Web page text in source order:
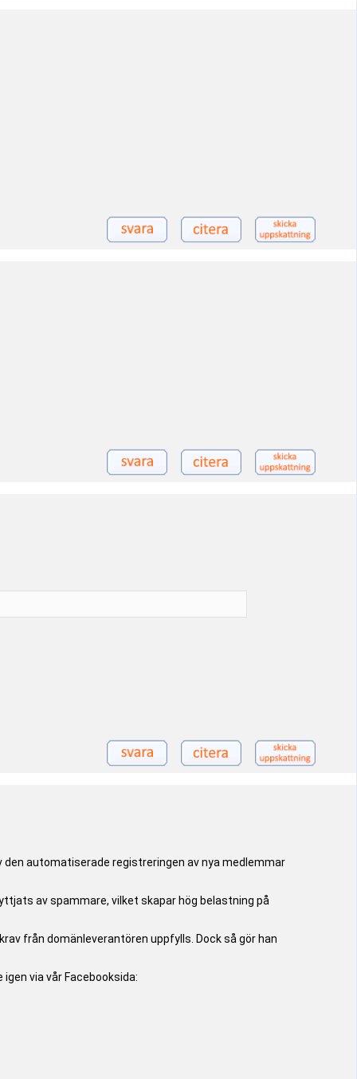
automatiserade registreringen av nya medlemmar
av spammare, vilket skapar hög belastning på
från domänleverantören uppfylls. Dock så gör han
via vår Facebooksida: